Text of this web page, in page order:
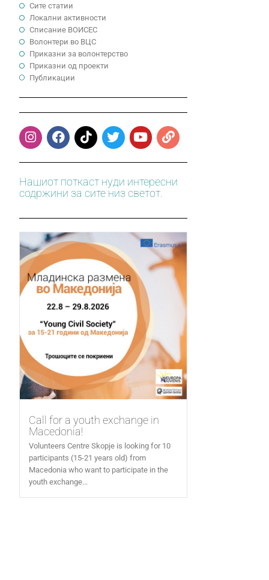
Сите статии
Локални активности
Cписание ВОИСЕС
Волонтери во ВЦС
Приказни за волонтерство
Приказни од проекти
Публикации
Нашиот поткаст нуди интересни
содржини за сите низ светот.
Call for a youth exchange in
Macedonia!
Volunteers Centre Skopje is looking for 10
participants (15-21 years old) from
Macedonia who want to participate in the
youth exchange...